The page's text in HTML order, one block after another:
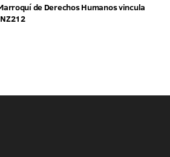
de Derechos Humanos vincula